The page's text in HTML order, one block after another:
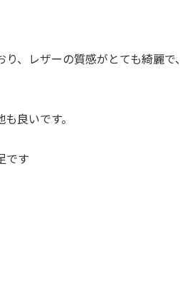
、レザーの質感がとても綺麗で、
良いです。
です